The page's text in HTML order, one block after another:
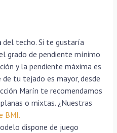
del techo. Si te gustaría
grado de pendiente mínimo
y la pendiente máxima es
de tu tejado es mayor, desde
Marín te recomendamos
o mixtas. ¿Nuestras
BMI.
dispone de juego